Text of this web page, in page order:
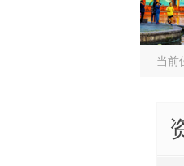
当前